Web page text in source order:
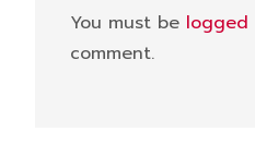
You must be logged
comment.